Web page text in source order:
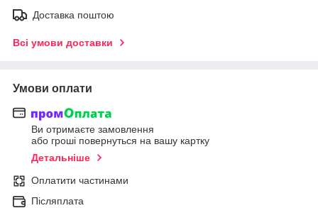
Доставка поштою
Всі умови доставки
Умови оплати
Ви отримаєте замовлення
або гроші повернуться на вашу картку
Детальніше
Оплатити частинами
Післяплата